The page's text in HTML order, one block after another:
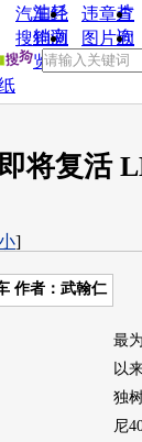
油耗
片
汽车经
销商
违章查
询
搜狗浏
览器
图片欣
赏
将复活
]
作者：武翰仁
最
以
独
尼